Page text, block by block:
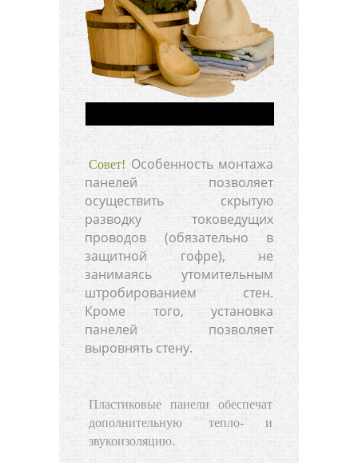
Совет! Особенность монтажа
панелей позволяет
осуществить скрытую
разводку токоведущих
проводов (обязательно в
защитной гофре), не
занимаясь утомительным
штробированием стен.
Кроме того, установка
панелей позволяет
выровнять стену.
Пластиковые панели обеспечат
дополнительную тепло- и
звукоизоляцию.